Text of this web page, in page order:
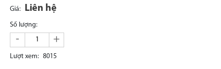
Giá: Liên hệ
Số lượng:
- +
Lượt xem: 8015